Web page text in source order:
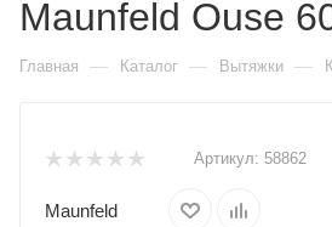
Maunfeld Ouse
Главная — Каталог — Вытяжки —
Артикул: 58862
Maunfeld